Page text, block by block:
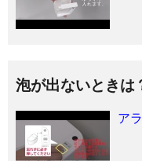
泡が出ないときは
ア